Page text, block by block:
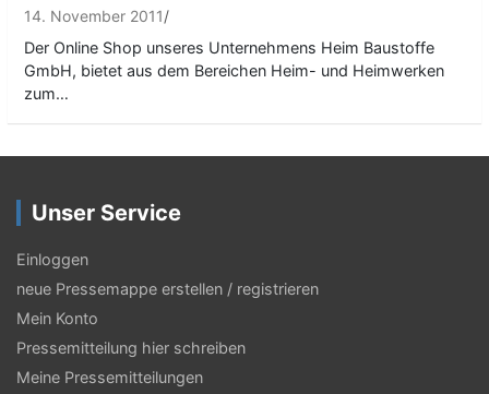
14. November 2011
Der Online Shop unseres Unternehmens Heim Baustoffe
GmbH, bietet aus dem Bereichen Heim- und Heimwerken
zum…
Unser Service
Einloggen
neue Pressemappe erstellen / registrieren
Mein Konto
Pressemitteilung hier schreiben
Meine Pressemitteilungen